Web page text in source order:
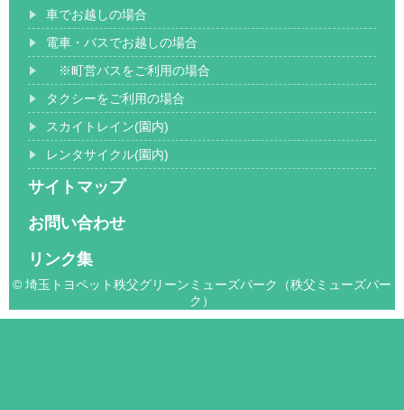
車でお越しの場合
電車・バスでお越しの場合
※町営バスをご利用の場合
タクシーをご利用の場合
スカイトレイン(園内)
レンタサイクル(園内)
サイトマップ
お問い合わせ
リンク集
© 埼玉トヨペット秩父グリーンミューズパーク（秩父ミューズパー
ク）